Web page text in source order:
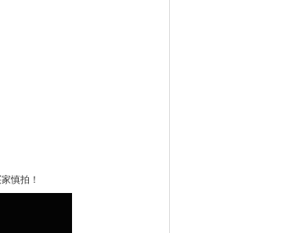
慎拍！